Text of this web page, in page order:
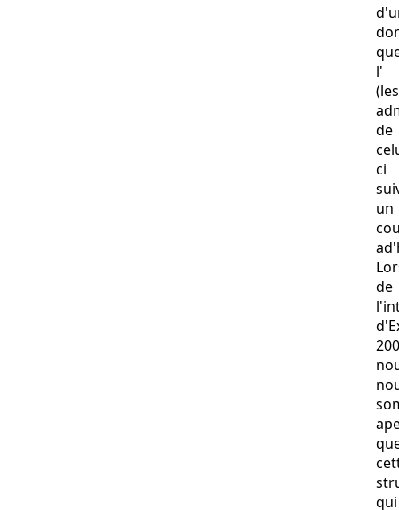
l'
de
ci
un
de
qui